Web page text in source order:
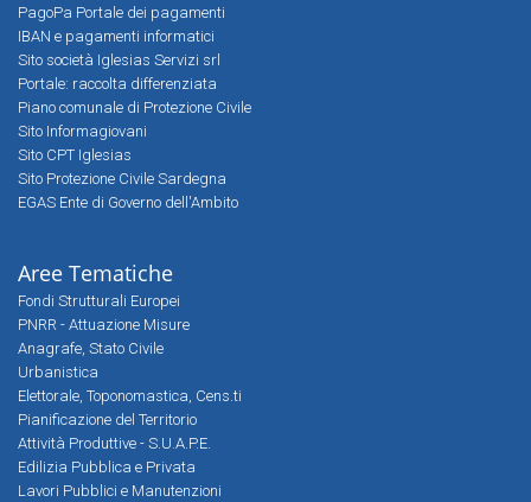
PagoPa Portale dei pagamenti
IBAN e pagamenti informatici
Sito società Iglesias Servizi srl
Portale: raccolta differenziata
Piano comunale di Protezione Civile
Sito Informagiovani
Sito CPT Iglesias
Sito Protezione Civile Sardegna
EGAS Ente di Governo dell'Ambito
Aree Tematiche
Fondi Strutturali Europei
PNRR - Attuazione Misure
Anagrafe, Stato Civile
Urbanistica
Elettorale, Toponomastica, Cens.ti
Pianificazione del Territorio
Attività Produttive - S.U.A.P.E.
Edilizia Pubblica e Privata
Lavori Pubblici e Manutenzioni